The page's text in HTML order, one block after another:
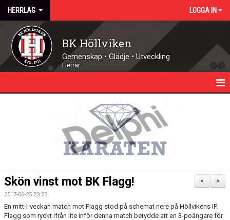
HERRLAG LOGGA IN
BK Höllviken
Gemenskap • Glädje • Utveckling
Herrar
MATCHER
DOKUMENT
>
<
Skön vinst mot BK Flagg!
2017-06-25 23:52
En mitt-i-veckan match mot Flagg stod på schemat nere på Höllvikens IP.
Flagg som ryckt ifrån lite inför denna match betydde att en 3-poängare för